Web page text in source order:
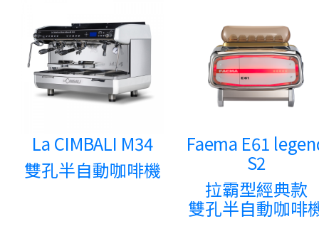
La CIMBALI M34
雙孔半自動咖啡機
Faema E61
S2
拉霸型經典款
雙孔半自動咖啡